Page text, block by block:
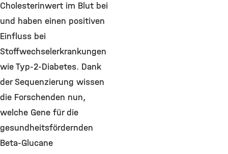
Cholesterinwert im Blut bei
und haben einen positiven
Einfluss bei
Stoffwechselerkrankungen
wie Typ-2-Diabetes. Dank
der Sequenzierung wissen
die Forschenden nun,
welche Gene für die
gesundheitsfördernden
Beta-Glucane